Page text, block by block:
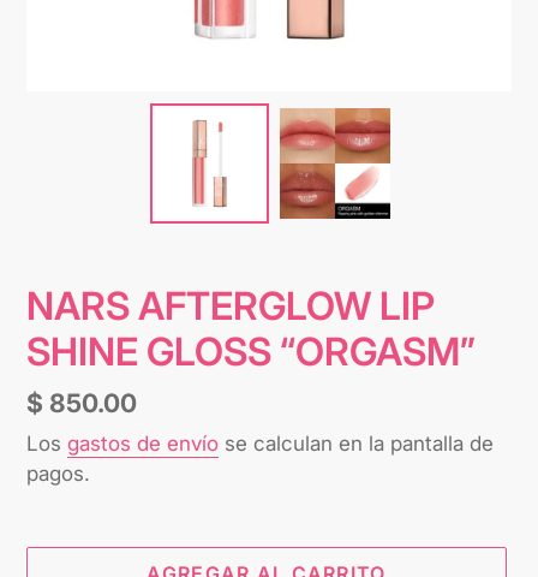
NARS AFTERGLOW LIP
SHINE GLOSS “ORGASM”
Precio
habitual
$ 850.00
Los gastos de envío se calculan en la pantalla de
pagos.